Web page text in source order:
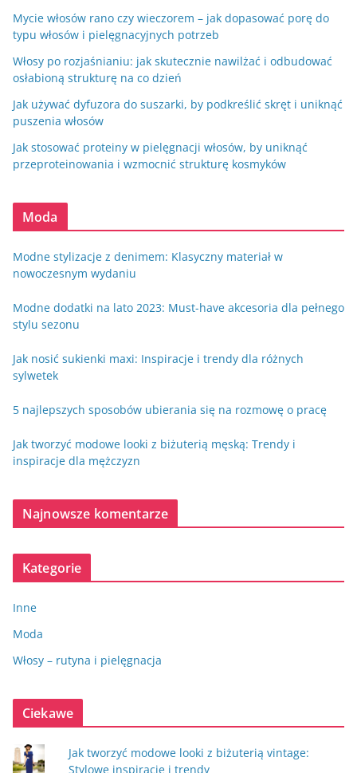
Mycie włosów rano czy wieczorem – jak dopasować porę do
typu włosów i pielęgnacyjnych potrzeb
Włosy po rozjaśnianiu: jak skutecznie nawilżać i odbudować
osłabioną strukturę na co dzień
Jak używać dyfuzora do suszarki, by podkreślić skręt i uniknąć
puszenia włosów
Jak stosować proteiny w pielęgnacji włosów, by uniknąć
przeproteinowania i wzmocnić strukturę kosmyków
Moda
Modne stylizacje z denimem: Klasyczny materiał w
nowoczesnym wydaniu
Modne dodatki na lato 2023: Must-have akcesoria dla pełnego
stylu sezonu
Jak nosić sukienki maxi: Inspiracje i trendy dla różnych
sylwetek
5 najlepszych sposobów ubierania się na rozmowę o pracę
Jak tworzyć modowe looki z biżuterią męską: Trendy i
inspiracje dla mężczyzn
Najnowsze komentarze
Kategorie
Inne
Moda
Włosy – rutyna i pielęgnacja
Ciekawe
Jak tworzyć modowe looki z biżuterią vintage:
Stylowe inspiracje i trendy